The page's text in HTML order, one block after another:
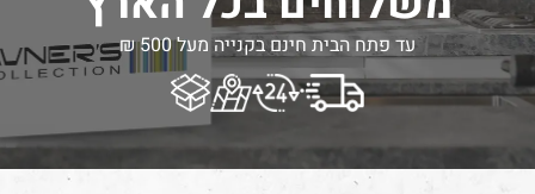
עד פתח הבית חינם בקנייה מעל 500 ₪